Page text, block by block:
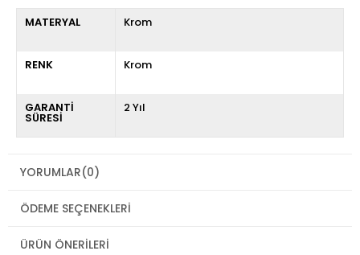
MATERYAL Krom
RENK Krom
GARANTİ
SÜRESİ
2 Yıl
YORUMLAR(0)
ÖDEME SEÇENEKLERI
ÜRÜN ÖNERILERI